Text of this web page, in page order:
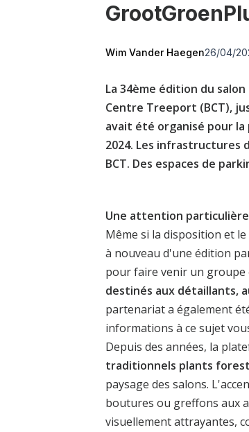
Wim Vander Haegen26/04/
La 34ème édition du
Centre Treeport (BCT),
avait été organisé pour
2024. Les infrastructures
BCT. Des espaces de
Une attention
Même si la disposition et
à nouveau d'une édition
pour faire venir un groupe
destinés aux détaillants,
partenariat a également
informations à ce sujet
Depuis des années, la
traditionnels plants
paysage des salons.
boutures ou greffons aux
visuellement attrayantes,